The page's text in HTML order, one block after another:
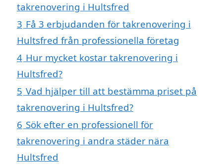
takrenovering i Hultsfred
3 Få 3 erbjudanden för takrenovering i
Hultsfred från professionella företag
4 Hur mycket kostar takrenovering i
Hultsfred?
5 Vad hjälper till att bestämma priset på
takrenovering i Hultsfred?
6 Sök efter en professionell för
takrenovering i andra städer nära
Hultsfred